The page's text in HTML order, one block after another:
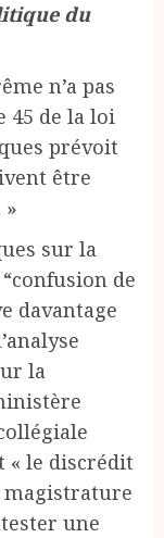
du
n’a pas
45 de la loi
prévoit
être
»
sur la
de
davantage
la
« le discrédit
magistrature
une